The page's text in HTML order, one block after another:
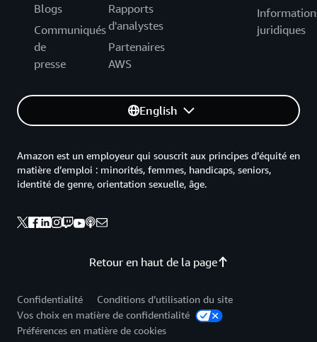
Blogs
Communiqués
de
presse
Rapports
d'analystes
Partenaires
AWS
juridiques
English
Retour en haut de la page
Amazon est un employeur qui souscrit aux principes d’équité en
matière d’emploi : minorités, femmes, handicaps, seniors,
identité de genre, orientation sexuelle, âge.
Confidentialité
Conditions d’utilisation du site
Vos choix en matière de confidentialité
Préférences en matière de cookies